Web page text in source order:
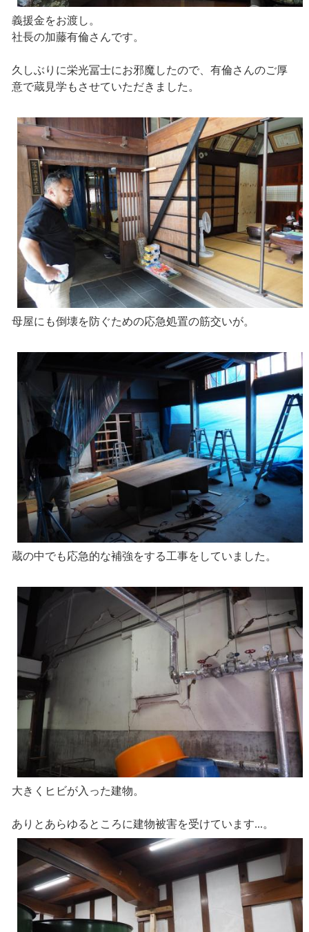
義援金をお渡し。
社長の加藤有倫さんです。
久しぶりに栄光冨士にお邪魔したので、有倫さんのご厚
意で蔵見学もさせていただきました。
母屋にも倒壊を防ぐための応急処置の筋交いが。
蔵の中でも応急的な補強をする工事をしていました。
大きくヒビが入った建物。
ありとあらゆるところに建物被害を受けています...。